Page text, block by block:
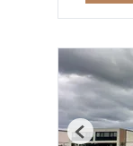
Previous